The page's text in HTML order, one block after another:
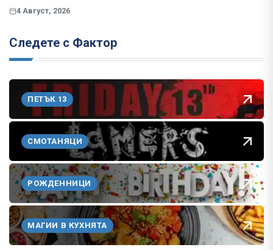
4 Август, 2026
Следете с Фактор
ПЕТЪК 13
СМОТАНЯЦИ
РОЖДЕННИЦИ
МАГИИ В КУХНЯТА